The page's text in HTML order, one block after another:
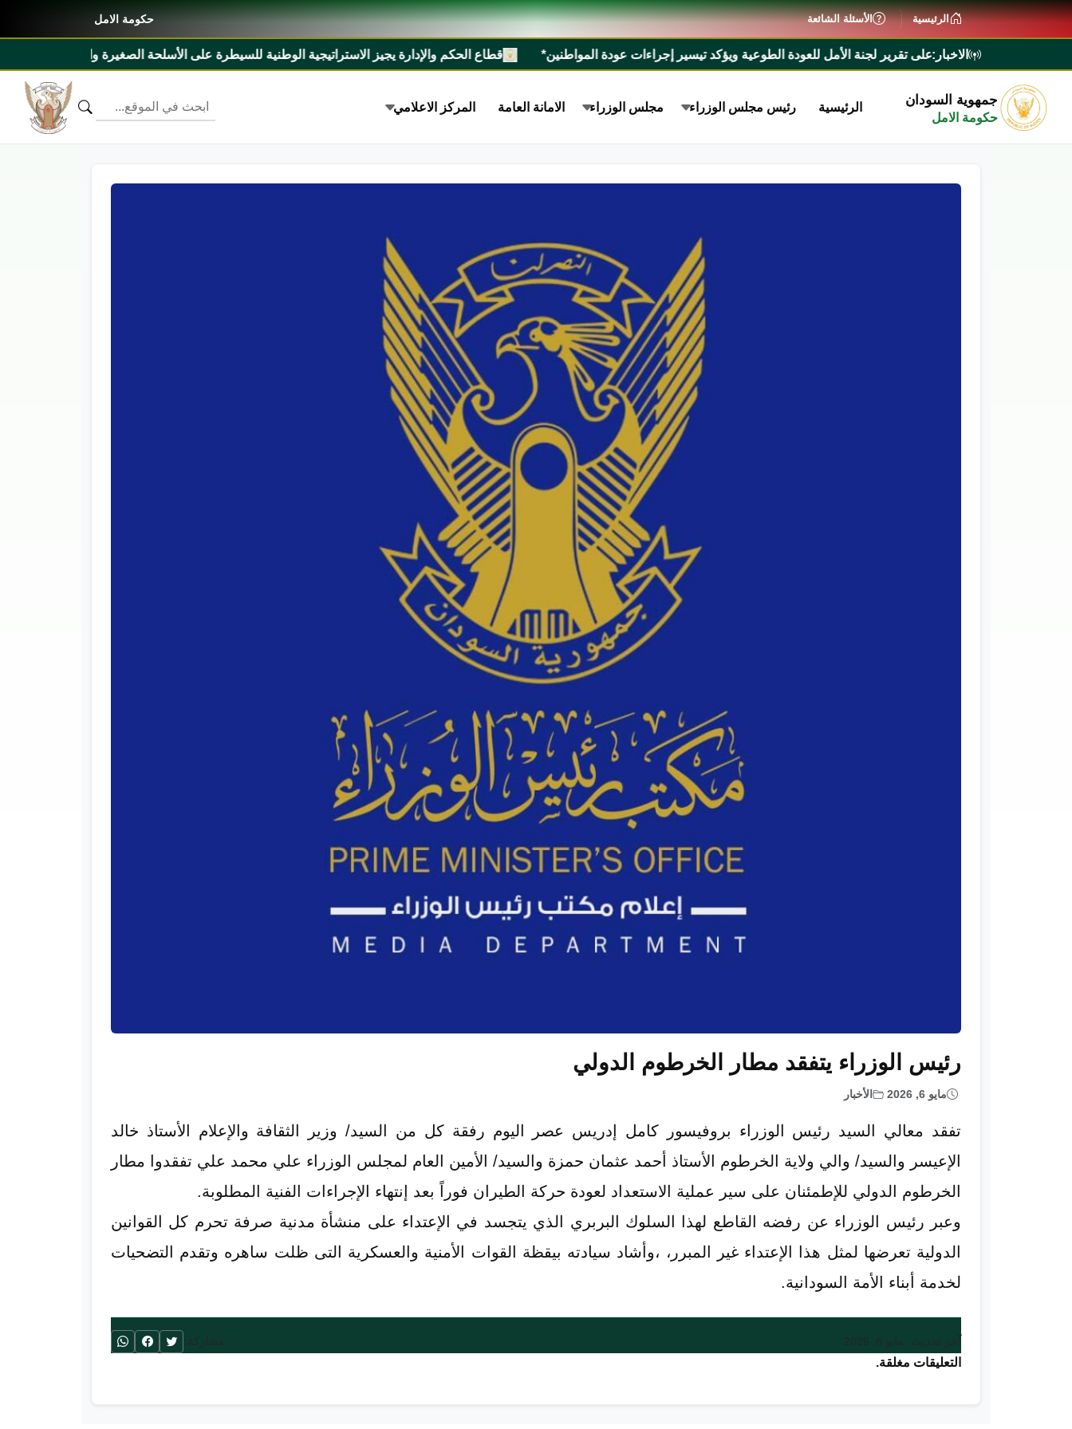
الرئيسية الأسئلة الشائعة حكومة الامل
الاخبار:
يطلع على تقرير لجنة الأمل للعودة الطوعية ويؤكد تيسير إجراءات عودة المواطنين* قطاع الحكم والإدارة يجيز الاستراتيجية الوطنية للسيطرة على الأسلحة الصغيرة والخفيفة ٢٠٢٧م _ ٢٠٣١م ومذكرة تفاهم بين السودان وليبيريا
جمهوية السودان
حكومة الامل
الرئيسية رئيس مجلس الوزراء مجلس الوزراء الامانة العامة المركز الاعلامي
رئيس الوزراء يتفقد مطار الخرطوم الدولي
مايو 6, 2026 الأخبار
تفقد معالي السيد رئيس الوزراء بروفيسور كامل إدريس عصر اليوم رفقة كل من السيد/ وزير الثقافة والإعلام الأستاذ خالد
الإعيسر والسيد/ والي ولاية الخرطوم الأستاذ أحمد عثمان حمزة والسيد/ الأمين العام لمجلس الوزراء علي محمد علي تفقدوا مطار
الخرطوم الدولي للإطمئنان على سير عملية الاستعداد لعودة حركة الطيران فوراً بعد إنتهاء الإجراءات الفنية المطلوبة.
وعبر رئيس الوزراء عن رفضه القاطع لهذا السلوك البربري الذي يتجسد في الإعتداء على منشأة مدنية صرفة تحرم كل القوانين
الدولية تعرضها لمثل هذا الإعتداء غير المبرر، ،وأشاد سيادته بيقظة القوات الأمنية والعسكرية التى ظلت ساهره وتقدم التضحيات
لخدمة أبناء الأمة السودانية.
التعليقات مغلقة.